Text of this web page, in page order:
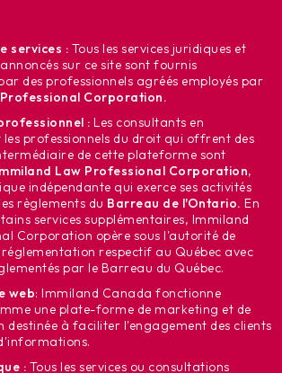
services : Tous les services juridiques et
sur ce site sont fournis
des professionnels agréés employés par
Corporation.
: Les consultants en
professionnels du droit qui offrent des
de cette plateforme sont
Law Professional Corporation,
indépendante qui exerce ses activités
règlements du Barreau de l'Ontario. En
services supplémentaires, Immiland
Corporation opère sous l'autorité de
respectif au Québec avec
par le Barreau du Québec.
web: Immiland Canada fonctionne
une plate-forme de marketing et de
destinée à faciliter l'engagement des clients
: Tous les services ou consultations